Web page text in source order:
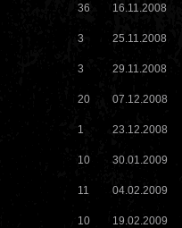
36 16.11.2008
3 25.11.2008
3 29.11.2008
20 07.12.2008
1 23.12.2008
10 30.01.2009
11 04.02.2009
10 19.02.2009